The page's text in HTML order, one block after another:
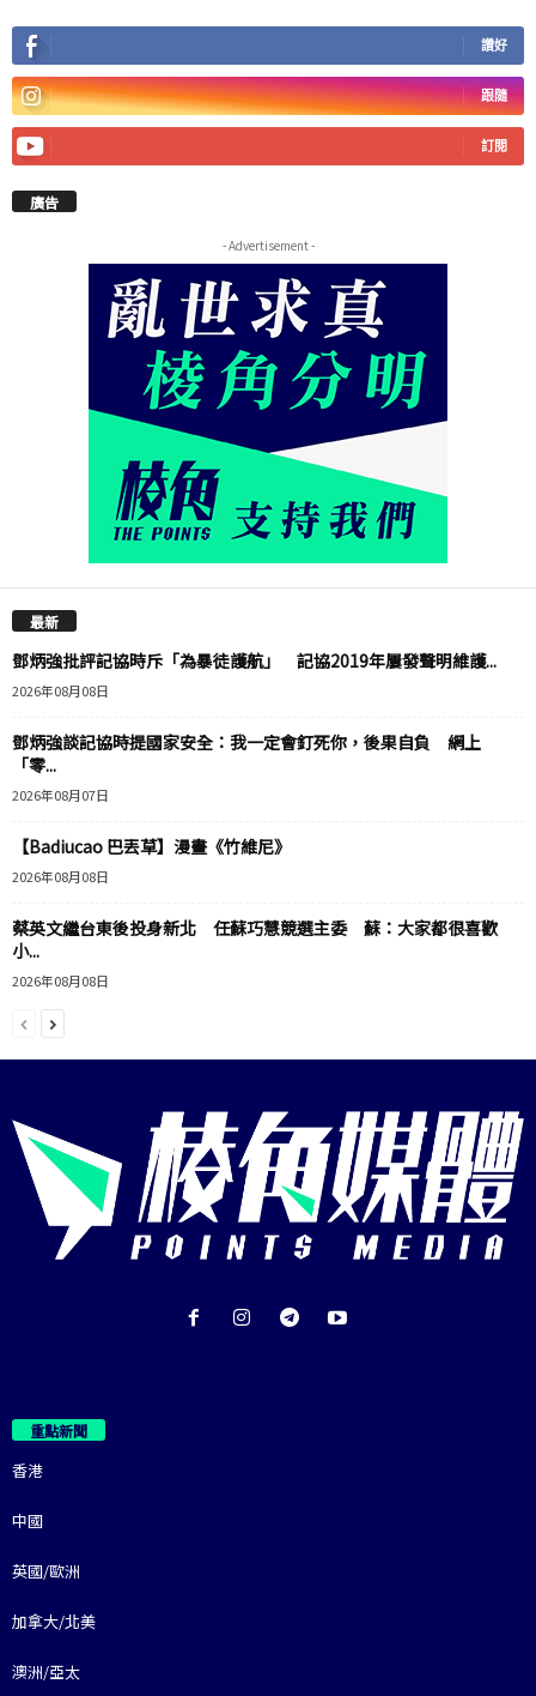
讚好
跟隨
訂閱
廣告
- Advertisement -
最新
鄧炳強批評記協時斥「為暴徒護航」 記協2019年屢發聲明維護...
2026年08月08日
鄧炳強談記協時提國家安全：我一定會釘死你，後果自負 網上
「零...
2026年08月07日
【Badiucao 巴丟草】漫畫《竹維尼》
2026年08月08日
蔡英文繼台東後投身新北 任蘇巧慧競選主委 蘇：大家都很喜歡
小...
2026年08月08日
重點新聞
香港
中國
英國/歐洲
加拿大/北美
澳洲/亞太